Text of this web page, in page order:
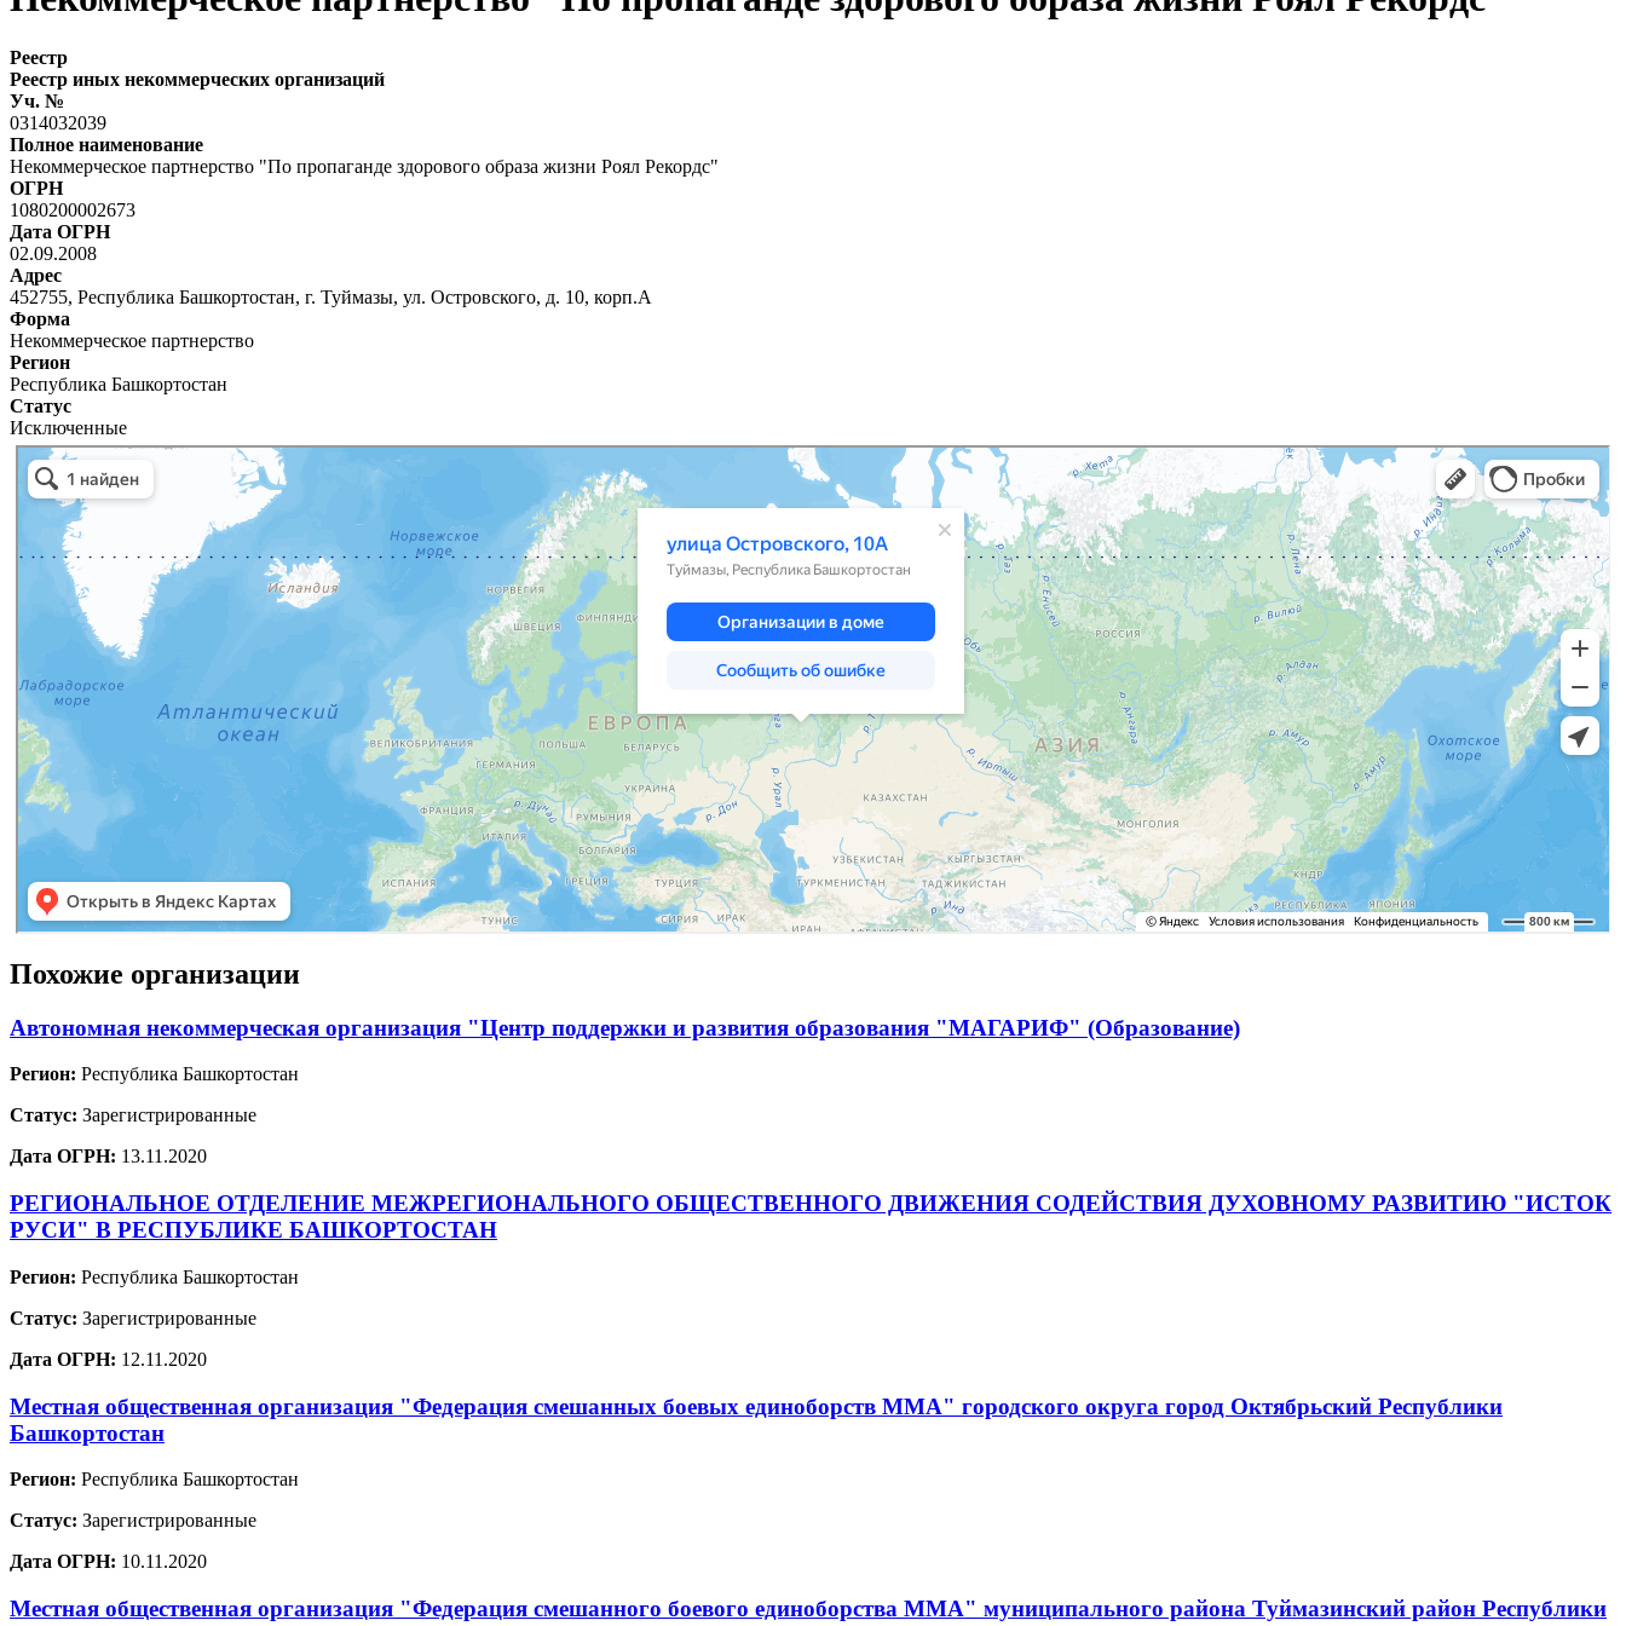
Реестр
Реестр иных некоммерческих организаций
Уч. №
0314032039
Полное наименование
Некоммерческое партнерство "По пропаганде здорового образа жизни Роял Рекордс"
ОГРН
1080200002673
Дата ОГРН
02.09.2008
Адрес
452755, Республика Башкортостан, г. Туймазы, ул. Островского, д. 10, корп.А
Форма
Некоммерческое партнерство
Регион
Республика Башкортостан
Статус
Исключенные
Похожие организации
Автономная некоммерческая организация "Центр поддержки и развития образования "МАГАРИФ" (Образование)
Регион: Республика Башкортостан
Статус: Зарегистрированные
Дата ОГРН: 13.11.2020
РЕГИОНАЛЬНОЕ ОТДЕЛЕНИЕ МЕЖРЕГИОНАЛЬНОГО ОБЩЕСТВЕННОГО ДВИЖЕНИЯ СОДЕЙСТВИЯ ДУХОВНОМУ РАЗВИТИЮ "ИСТОК
РУСИ" В РЕСПУБЛИКЕ БАШКОРТОСТАН
Регион: Республика Башкортостан
Статус: Зарегистрированные
Дата ОГРН: 12.11.2020
Местная общественная организация "Федерация смешанных боевых единоборств ММА" городского округа город Октябрьский Республики
Башкортостан
Регион: Республика Башкортостан
Статус: Зарегистрированные
Дата ОГРН: 10.11.2020
Местная общественная организация "Федерация смешанного боевого единоборства ММА" муниципального района Туймазинский район Республики